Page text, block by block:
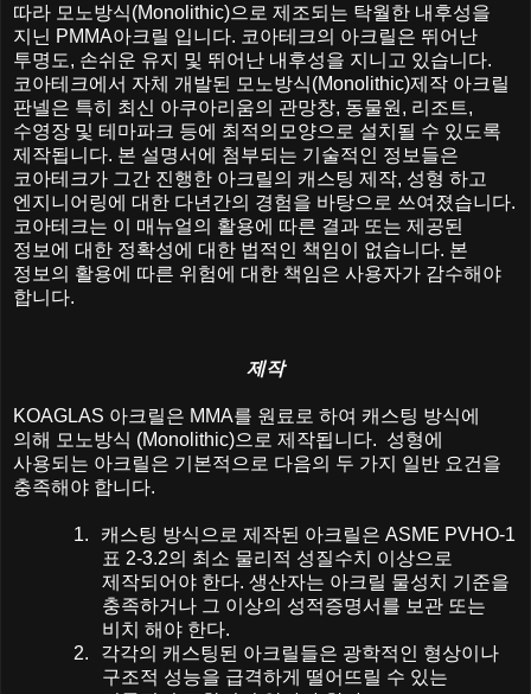
따라 모노방식(Monolithic)으로 제조되는 탁월한 내후성을
지닌 PMMA아크릴 입니다. 코아테크의 아크릴은 뛰어난
투명도, 손쉬운 유지 및 뛰어난 내후성을 지니고 있습니다.
코아테크에서 자체 개발된 모노방식(Monolithic)제작 아크릴
판넬은 특히 최신 아쿠아리움의 관망창, 동물원 , 리조트,
수영장 및 테마파크 등에 최적의모양으로 설치될 수 있도록
제작됩니다. 본 설명서에 첨부되는 기술적인 정보들은
코아테크가 그간 진행한 아크릴의 캐스팅 제작, 성형 하고
엔지니어링에 대한 다년간의 경험을 바탕으로 쓰여졌습니다.
코아테크는 이 매뉴얼의 활용에 따른 결과 또는 제공된
정보에 대한 정확성에 대한 법적인 책임이 없습니다. 본
정보의 활용에 따른 위험에 대한 책임은 사용자가 감수해야
합니다.
제작
KOAGLAS 아크릴은 MMA를 원료로 하여 캐스팅 방식에
의해 모노방식 (Monolithic)으로 제작됩니다. 성형에
사용되는 아크릴은 기본적으로 다음의 두 가지 일반 요건을
충족해야 합니다.
1. 캐스팅 방식으로 제작된 아크릴은 ASME PVHO-1
표 2-3.2의 최소 물리적 성질수치
이상으로
제작되어야 한다. 생산자는 아크릴 물성치
기준을
충족하거나 그 이상의 성적증명서를 보관 또는
비치 해야 한다.
2.
각각의 캐스팅된 아크릴들은 광학적인 형상이나
구조적 성능을 급격하게 떨어뜨릴 수 있는